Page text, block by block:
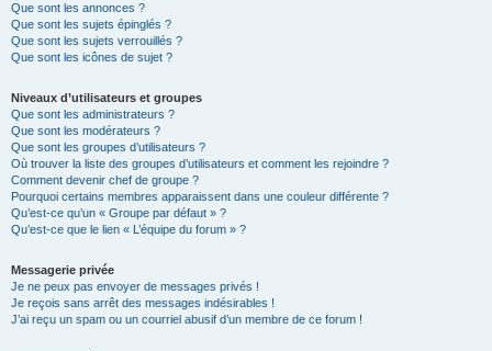
Que sont les annonces ?
Que sont les sujets épinglés ?
Que sont les sujets verrouillés ?
Que sont les icônes de sujet ?
Niveaux d’utilisateurs et groupes
Que sont les administrateurs ?
Que sont les modérateurs ?
Que sont les groupes d’utilisateurs ?
Où trouver la liste des groupes d’utilisateurs et comment les rejoindre ?
Comment devenir chef de groupe ?
Pourquoi certains membres apparaissent dans une couleur différente ?
Qu’est-ce qu’un « Groupe par défaut » ?
Qu’est-ce que le lien « L’équipe du forum » ?
Messagerie privée
Je ne peux pas envoyer de messages privés !
Je reçois sans arrêt des messages indésirables !
J’ai reçu un spam ou un courriel abusif d’un membre de ce forum !